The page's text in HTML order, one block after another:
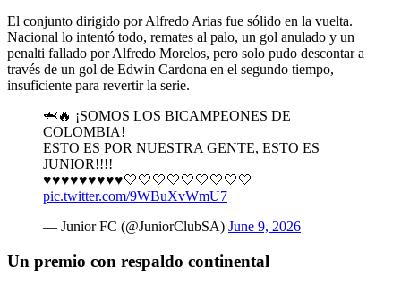
El conjunto dirigido por Alfredo Arias fue sólido en la vuelta.
Nacional lo intentó todo, remates al palo, un gol anulado y un
penalti fallado por Alfredo Morelos, pero solo pudo descontar a
través de un gol de Edwin Cardona en el segundo tiempo,
insuficiente para revertir la serie.
🦈🔥 ¡SOMOS LOS BICAMPEONES DE
COLOMBIA!
ESTO ES POR NUESTRA GENTE, ESTO ES
JUNIOR!!!!
♥️♥️♥️♥️♥️♥️♥️♥️♥️🤍🤍🤍🤍🤍🤍🤍🤍🤍
pic.twitter.com/9WBuXvWmU7
— Junior FC (@JuniorClubSA) June 9, 2026
Un premio con respaldo continental